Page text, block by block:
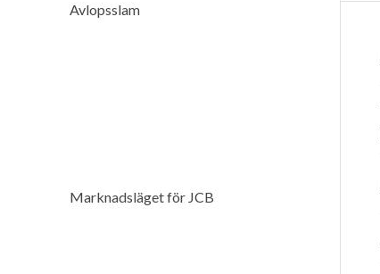
Avlopsslam
Marknadsläget för JCB